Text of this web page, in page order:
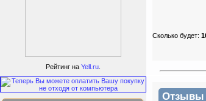
Сколько будет:
Отзывы
SportLife
Рейтинг на Yell.ru